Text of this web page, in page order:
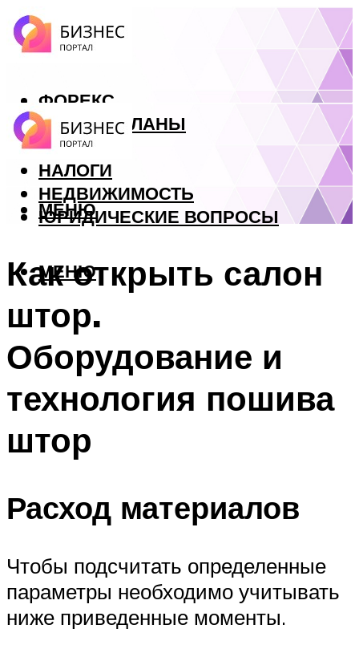
ФОРЕКС
БИЗНЕС ПЛАНЫ
КРЕДИТЫ
НАЛОГИ
НЕДВИЖИМОСТЬ
ЮРИДИЧЕСКИЕ ВОПРОСЫ
МЕНЮ
МЕНЮ
Как открыть салон
штор.
Оборудование и
технология пошива
штор
Расход материалов
Чтобы подсчитать определенные
параметры необходимо учитывать
ниже приведенные моменты.